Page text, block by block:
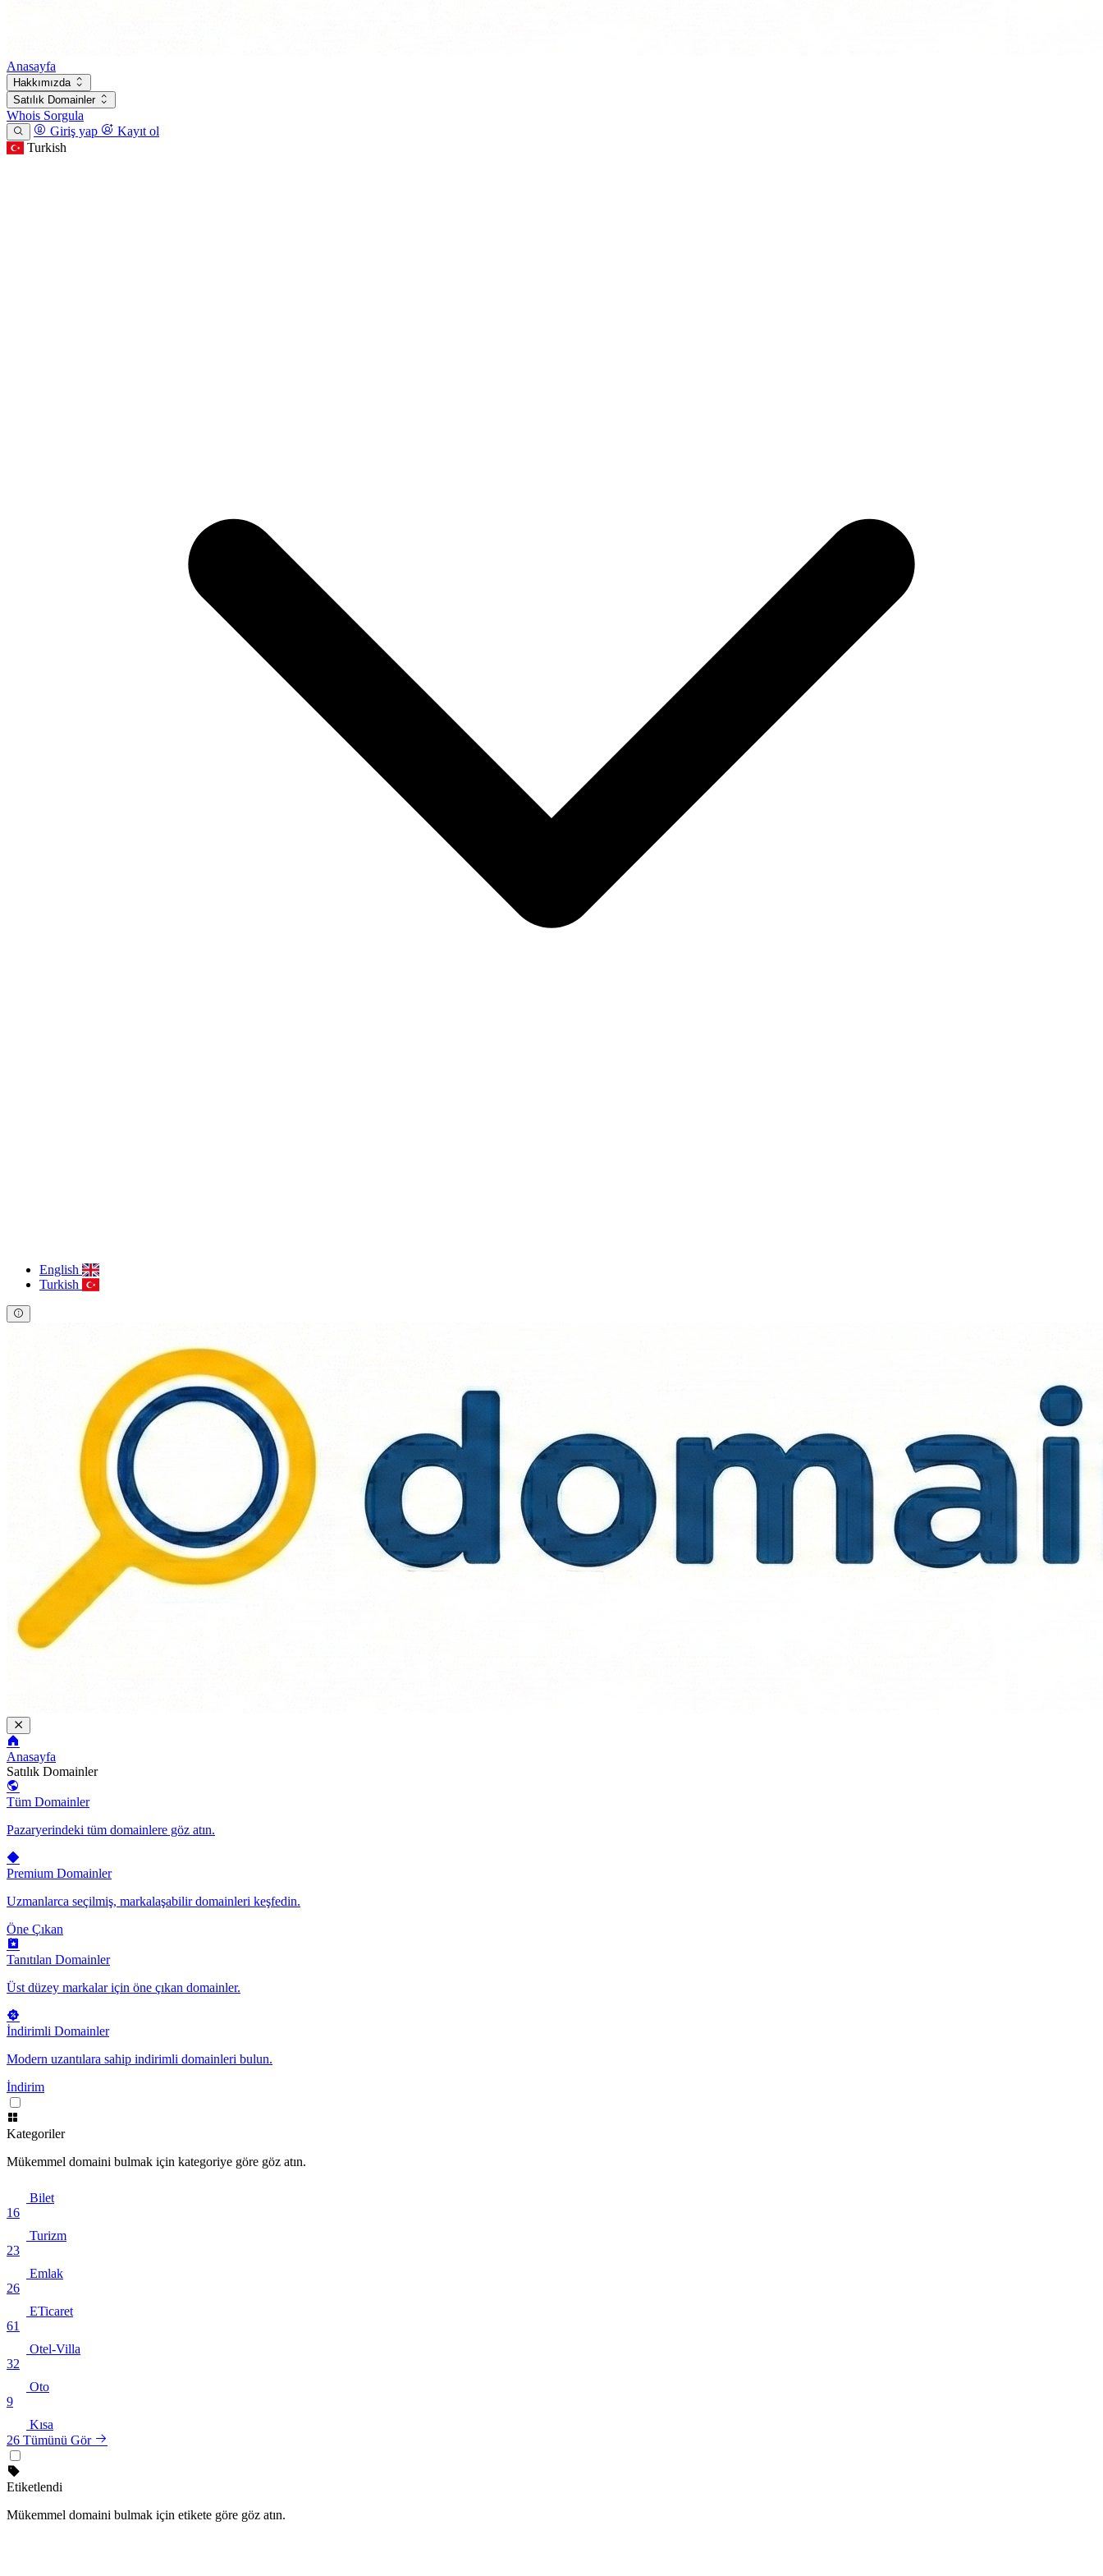
Anasayfa
Hakkımızda
Satılık Domainler
Whois Sorgula
Giriş yap
Kayıt ol
Turkish
English
Turkish
Anasayfa
Satılık Domainler
Tüm Domainler
Pazaryerindeki tüm domainlere göz atın.
Premium Domainler
Uzmanlarca seçilmiş, markalaşabilir domainleri keşfedin.
Öne Çıkan
Tanıtılan Domainler
Üst düzey markalar için öne çıkan domainler.
İndirimli Domainler
Modern uzantılara sahip indirimli domainleri bulun.
İndirim
Kategoriler
Mükemmel domaini bulmak için kategoriye göre göz atın.
Bilet
16
Turizm
23
Emlak
26
ETicaret
61
Otel-Villa
32
Oto
9
Kısa
26 Tümünü Gör
Etiketlendi
Mükemmel domaini bulmak için etikete göre göz atın.